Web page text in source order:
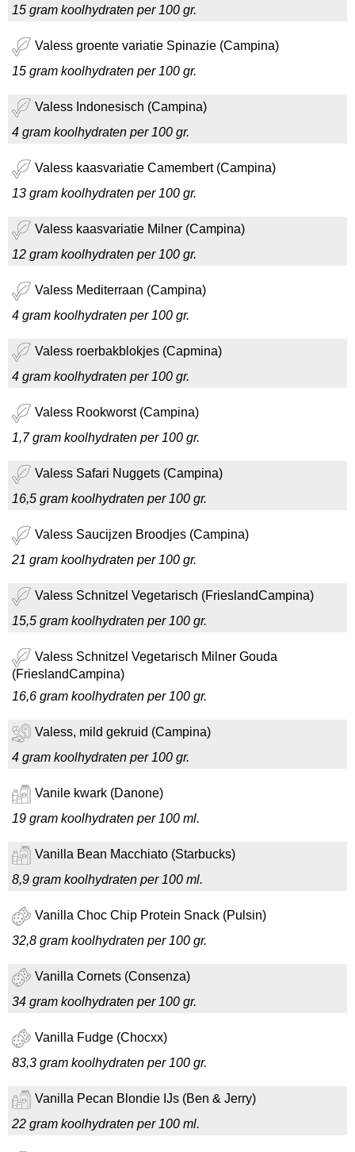
15 gram koolhydraten per 100 gr.
Valess groente variatie Spinazie (Campina)
15 gram koolhydraten per 100 gr.
Valess Indonesisch (Campina)
4 gram koolhydraten per 100 gr.
Valess kaasvariatie Camembert (Campina)
13 gram koolhydraten per 100 gr.
Valess kaasvariatie Milner (Campina)
12 gram koolhydraten per 100 gr.
Valess Mediterraan (Campina)
4 gram koolhydraten per 100 gr.
Valess roerbakblokjes (Capmina)
4 gram koolhydraten per 100 gr.
Valess Rookworst (Campina)
1,7 gram koolhydraten per 100 gr.
Valess Safari Nuggets (Campina)
16,5 gram koolhydraten per 100 gr.
Valess Saucijzen Broodjes (Campina)
21 gram koolhydraten per 100 gr.
Valess Schnitzel Vegetarisch (FrieslandCampina)
15,5 gram koolhydraten per 100 gr.
Valess Schnitzel Vegetarisch Milner Gouda
(FrieslandCampina)
16,6 gram koolhydraten per 100 gr.
Valess, mild gekruid (Campina)
4 gram koolhydraten per 100 gr.
Vanile kwark (Danone)
19 gram koolhydraten per 100 ml.
Vanilla Bean Macchiato (Starbucks)
8,9 gram koolhydraten per 100 ml.
Vanilla Choc Chip Protein Snack (Pulsin)
32,8 gram koolhydraten per 100 gr.
Vanilla Cornets (Consenza)
34 gram koolhydraten per 100 gr.
Vanilla Fudge (Chocxx)
83,3 gram koolhydraten per 100 gr.
Vanilla Pecan Blondie IJs (Ben & Jerry)
22 gram koolhydraten per 100 ml.